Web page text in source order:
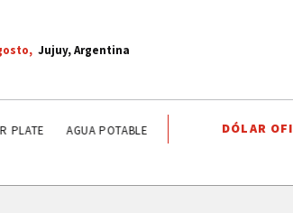
, Jujuy, Argentina
METEOROLÓGICO RIVER PLATE
DÓLAR